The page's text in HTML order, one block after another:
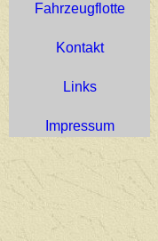
Fahrzeugflotte
Kontakt
Links
Impressum